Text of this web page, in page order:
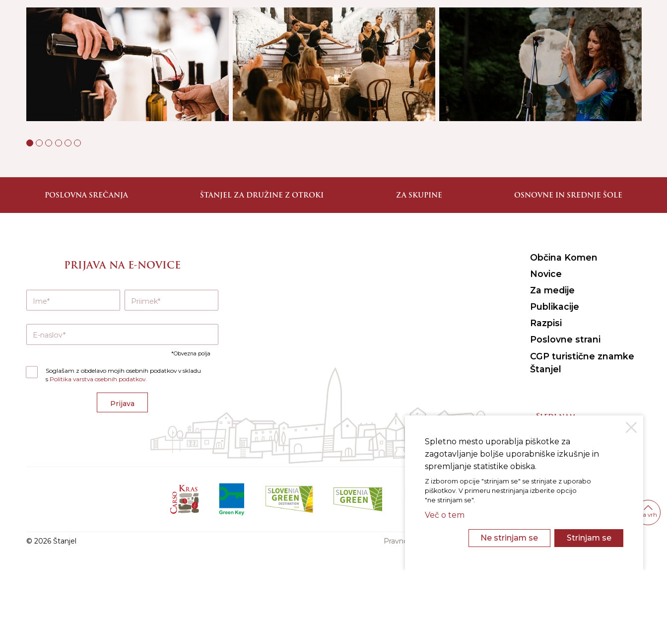
POSLOVNA SREČANJA ŠTANJEL ZA DRUŽINE Z OTROKI ZA SKUPINE OSNOVNE IN SREDNJE ŠOLE
PRIJAVA NA E-NOVICE
Ime Priimek
E-naslov
Obvezna polja
Soglašam z obdelavo mojih osebnih podatkov v skladu
s Politika varstva osebnih podatkov.
Prijava
Občina Komen
Novice
Za medije
Publikacije
Razpisi
Poslovne strani
CGP turistične znamke
Štanjel
Sledi nam
INSTAGRAM FACEBOOK
© 2026 Štanjel Pravno obvestilo Politika varstva osebnih podatkov Politika piškotkov
na vrh
Spletno mesto uporablja piškotke za
zagotavljanje boljše uporabniške izkušnje in
spremljanje statistike obiska.
Z izborom opcije "strinjam se" se strinjate z uporabo
piškotkov. V primeru nestrinjanja izberite opcijo
"ne strinjam se".
Več o tem
Ne strinjam se Strinjam se